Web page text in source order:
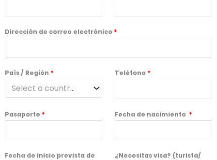
Dirección de correo electrónico *
País / Región *
Select a country / region… *
Teléfono *
Pasaporte * Fecha de nacimiento *
Fecha de inicio prevista de
¿Necesitas visa? (turista/